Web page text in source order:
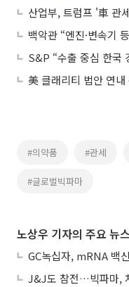
백악관 “엔진·변속기
#의약품 #관세
#글로벌빅파마
노상우 기자의 주요 뉴스
GC녹십자, mRNA 백